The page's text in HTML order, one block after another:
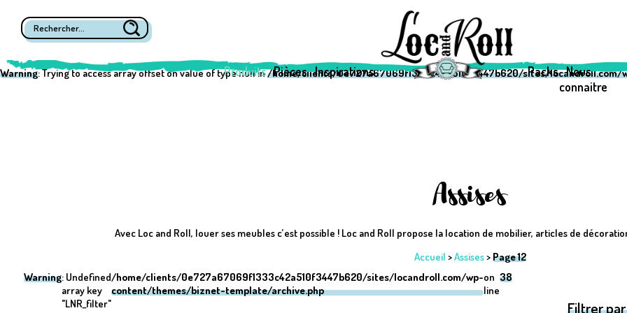
Warning: Undefined array key "post_type" in /home/clients/0e727a67069f1333c42a510f3447b620/sites/locandroll.com/wp-content/
Warning: Undefined array key "LNR_filter" in /home/clients/0e727a67069f1333c42a510f3447b620/sites/locandroll.com/wp-content/
Warning: Trying to access array offset on value of type null in/home/clients/0e727a67069f1333c42a510f3447b620/sites/
Produits Pièces Inspirations Packs Nous
connaitre
Assises
Avec Loc and Roll, louer ses meubles c’est possible ! Loc and Roll propose la location de mobilier, articles de
Accueil >Assises>Page 12
Warning: Undefined
array key
"LNR_filter"
/home/clients/0e727a67069f1333c42a510f3447b620/sites/locandroll.com/wp-
content/themes/biznet-template/archive.php
on
line
38
Filtrer par